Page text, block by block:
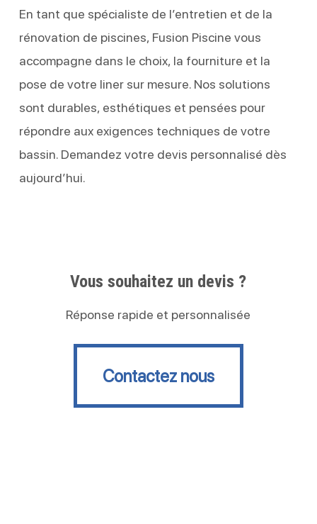
En tant que spécialiste de l’entretien et de la
rénovation de piscines, Fusion Piscine vous
accompagne dans le choix, la fourniture et la
pose de votre liner sur mesure. Nos solutions
sont durables, esthétiques et pensées pour
répondre aux exigences techniques de votre
bassin. Demandez votre devis personnalisé dès
aujourd’hui.
Vous souhaitez un devis ?
Réponse rapide et personnalisée
Contactez nous
Contactez nous